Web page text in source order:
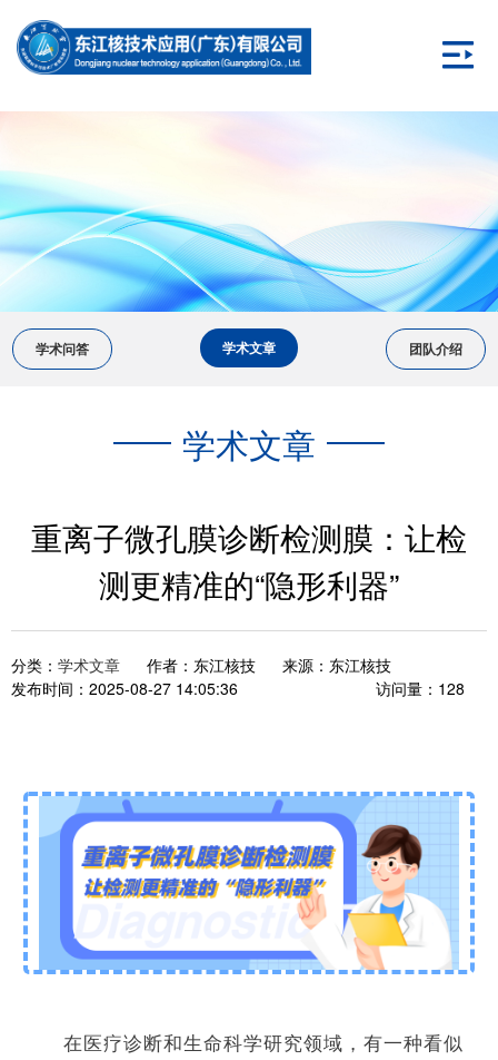
1
学术问答 学术文章 团队介绍
学术文章
重离子微孔膜诊断检测膜：让检
测更精准的“隐形利器”
分类： 学术文章 作者： 东江核技 来源： 东江核技
发布时间： 2025-08-27 14:05:36 访问量： 128
在医疗诊断和生命科学研究领域，有一种看似